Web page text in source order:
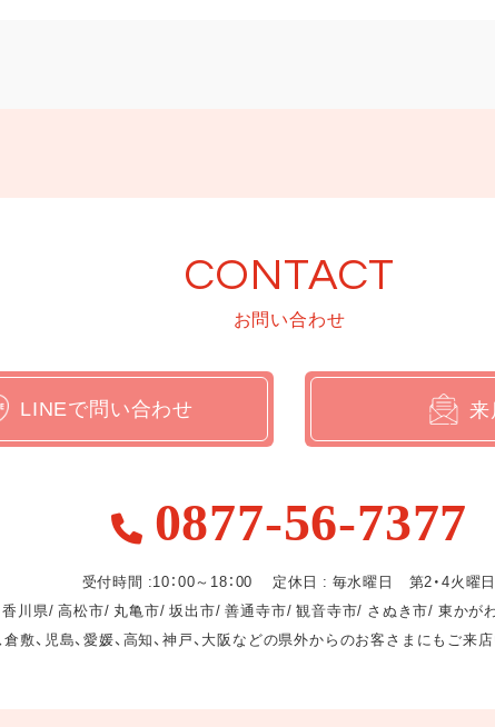
CONTACT
お問い合わせ
LINEで問い合わせ
0877-56-7377
受付時間 :10：00～18：00 定休日 : 毎水曜日 第2・4火曜日
香川県/ 高松市/ 丸亀市/ 坂出市/ 善通寺市/ 観音寺市/ さぬき市/ 東かが
倉敷、児島、愛媛、高知、神戸、大阪などの県外からのお客さまにもご来